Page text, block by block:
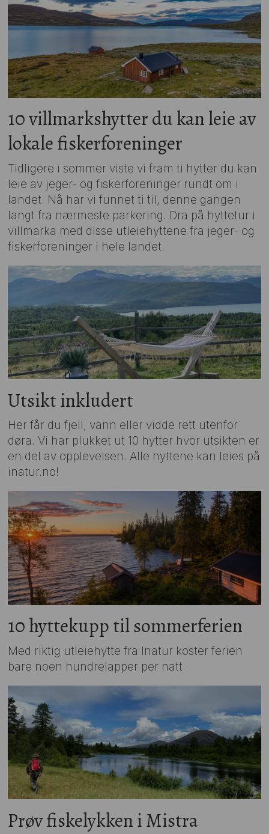
10 villmarkshytter du kan leie av
lokale fiskerforeninger
Tidligere i sommer viste vi fram ti hytter du kan
leie av jeger- og fiskerforeninger rundt om i
landet. Nå har vi funnet ti til, denne gangen
langt fra nærmeste parkering. Dra på hyttetur i
villmarka med disse utleiehyttene fra jeger- og
fiskerforeninger i hele landet.
Utsikt inkludert
Her får du fjell, vann eller vidde rett utenfor
døra. Vi har plukket ut 10 hytter hvor utsikten er
en del av opplevelsen. Alle hyttene kan leies på
inatur.no!
10 hyttekupp til sommerferien
Med riktig utleiehytte fra Inatur koster ferien
bare noen hundrelapper per natt.
Prøv fiskelykken i Mistra